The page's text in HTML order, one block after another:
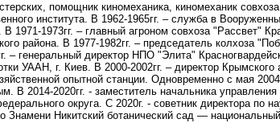
помощник киномеханика, киномеханик
института. В 1962-1965гг. – служба в
В 1971-1973гг. – главный агроном совхоза "Рассвет"
района. В 1977-1982гг. – председатель колхоза
– генеральный директор НПО "Элита"
УААН, г. Киев. В 2000-2002гг. – директор
опытной станции. Одновременно с мая
В 2014-2020гг. - заместитель начальника
округа. С 2020г. - советник директора по
Знамени Никитский ботанический сад —